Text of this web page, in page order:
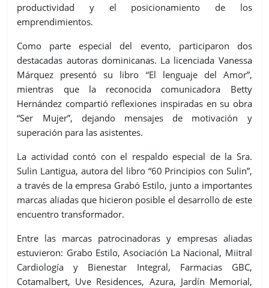
productividad y el posicionamiento de los
emprendimientos.
Como parte especial del evento, participaron dos
destacadas autoras dominicanas. La licenciada Vanessa
Márquez presentó su libro “El lenguaje del Amor”,
mientras que la reconocida comunicadora Betty
Hernández compartió reflexiones inspiradas en su obra
“Ser Mujer”, dejando mensajes de motivación y
superación para las asistentes.
La actividad contó con el respaldo especial de la Sra.
Sulin Lantigua, autora del libro “60 Principios con Sulin”,
a través de la empresa Grabó Estilo, junto a importantes
marcas aliadas que hicieron posible el desarrollo de este
encuentro transformador.
Entre las marcas patrocinadoras y empresas aliadas
estuvieron: Grabo Estilo, Asociación La Nacional, Miitral
Cardiología y Bienestar Integral, Farmacias GBC,
Cotamalbert, Uve Residences, Azura, Jardín Memorial,